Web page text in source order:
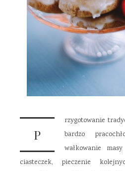
P
rzygotowanie
bardzo
wałkowanie
ciasteczek, pieczenie